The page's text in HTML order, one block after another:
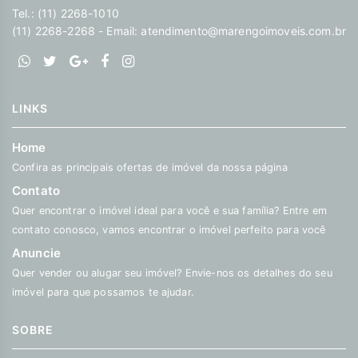
Tel.: (11) 2268-1010
(11) 2268-2268 - Email: atendimento@marengoimoveis.com.br
LINKS
Home
Confira as principais ofertas de imóvel da nossa página
Contato
Quer encontrar o imóvel ideal para você e sua família? Entre em
contato conosco, vamos encontrar o imóvel perfeito para você
Anuncie
Quer vender ou alugar seu imóvel? Envie-nos os detalhes do seu
imóvel para que possamos te ajudar.
SOBRE